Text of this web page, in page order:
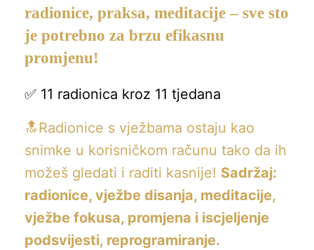
radionice, praksa, meditacije – sve sto
je potrebno za brzu efikasnu
promjenu!
✅ 11 radionica kroz 11 tjedana
🔝Radionice s vježbama ostaju kao
snimke u korisničkom računu tako da ih
možeš gledati i raditi kasnije! Sadržaj:
radionice, vježbe disanja, meditacije,
vježbe fokusa, promjena i iscjeljenje
podsvijesti, reprogramiranje.